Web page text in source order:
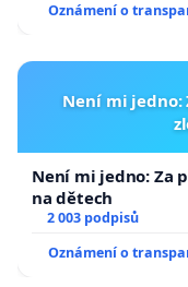
budoucnu možná
na projekty,
jeho uživatelů,
společnost
S ohledem na
Zastupitelstvo
Oznámení o
Není mi jedno:
Není mi jedno: Za
na dětech
2 003 podpisů
Oznámení o